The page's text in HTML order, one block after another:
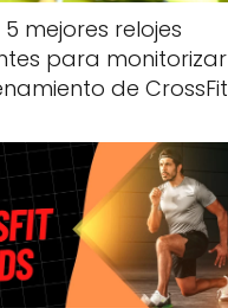
5 mejores relojes
para monitorizar
de CrossFit